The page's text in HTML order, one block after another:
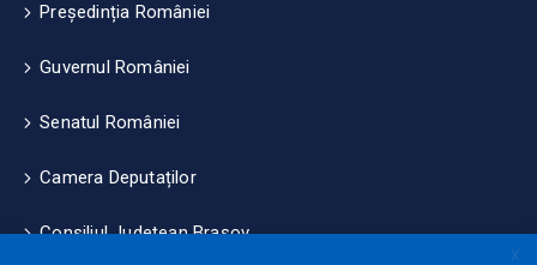
Președinția României
Guvernul României
Senatul României
Camera Deputaților
Consiliul Județean Brașov
X